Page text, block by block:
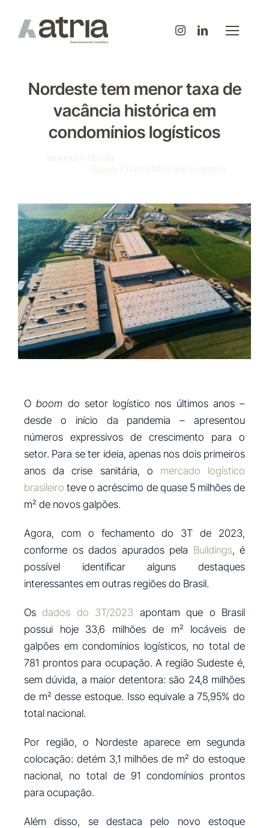
Nordeste tem menor taxa de
vacância histórica em
condomínios logísticos
Alexandre Abdala
Supply Chain e Mercado Logístico
Oboom do setor logístico nos últimos anos –
desde o início da pandemia – apresentou
números expressivos de crescimento para o
setor. Para se ter ideia, apenas nos dois primeiros
anos da crise sanitária, o mercado logístico
brasileiro teve o acréscimo de quase 5 milhões de
m² de novos galpões.
Agora, com o fechamento do 3T de 2023,
conforme os dados apurados pela Buildings, é
possível identificar alguns destaques
interessantes em outras regiões do Brasil.
Osdados do 3T/2023 apontam que o Brasil
possui hoje 33,6 milhões de m² locáveis de
galpões em condomínios logísticos, no total de
781 prontos para ocupação. A região Sudeste é,
sem dúvida, a maior detentora: são 24,8 milhões
de m² desse estoque. Isso equivale a 75,95% do
total nacional.
Por região, o Nordeste aparece em segunda
colocação: detém 3,1 milhões de m² do estoque
nacional, no total de 91 condomínios prontos
para ocupação.
Além disso, se destaca pelo novo estoque